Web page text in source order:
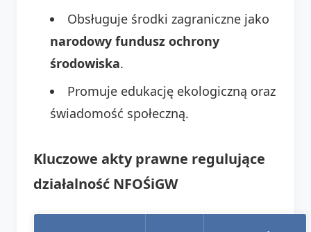
Obsługuje środki zagraniczne jako
narodowy fundusz ochrony
środowiska.
Promuje edukację ekologiczną oraz
świadomość społeczną.
Kluczowe akty prawne regulujące
działalność NFOŚiGW